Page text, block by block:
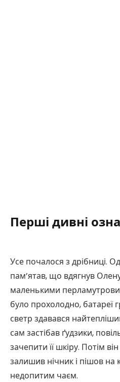
Перші дивні
Усе почалося з дрібниці.
пам’ятав, що вдягнув
маленькими
було прохолодно, батареї
светр здавався
сам застібав ґудзики,
зачепити її шкіру. Потім
залишив нічник і пішов на
недопитим чаєм.